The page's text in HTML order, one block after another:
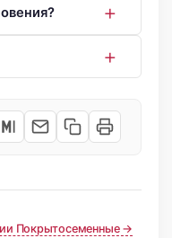
Покрытосеменные →